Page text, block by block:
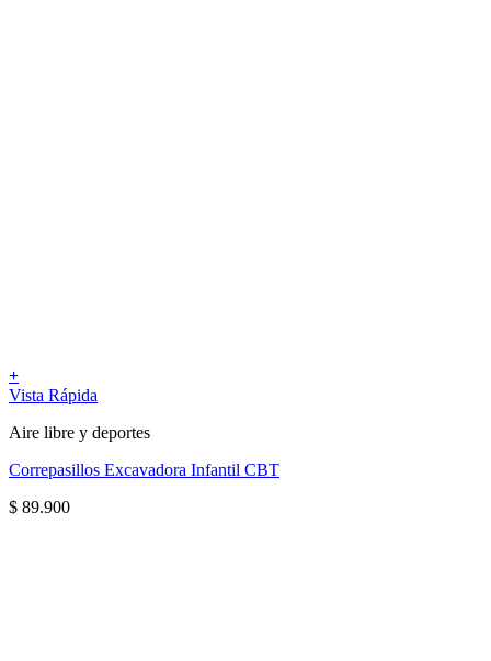
+
Vista Rápida
Aire libre y deportes
Correpasillos Excavadora Infantil CBT
$ 89.900